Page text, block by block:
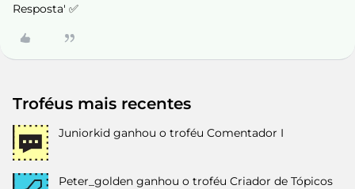
Resposta' ✅
Troféus mais recentes
Juniorkid ganhou o troféu Comentador I
Peter_golden ganhou o troféu Criador de Tópicos